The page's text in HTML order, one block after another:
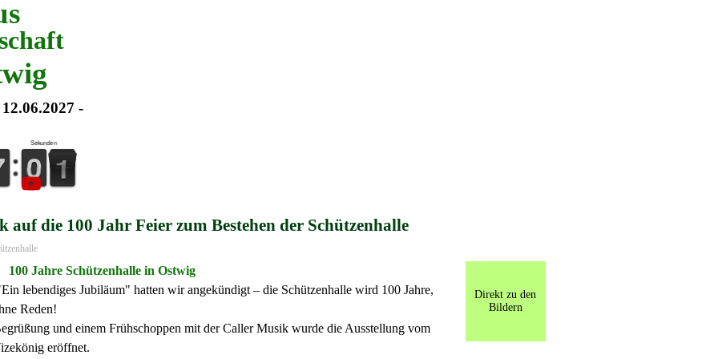
Sekunden
9
9
0
0 1
0
0
-
auf die 100 Jahr Feier zum Bestehen der Schützenhalle
Jahre Schützenhalle in Ostwig
lebendiges Jubiläum" hatten wir angekündigt – die Schützenhalle wird 100 Jahre,
Reden!
und einem Frühschoppen mit der Caller Musik wurde die Ausstellung vom
eröffnet.
Direkt zu den
Bildern